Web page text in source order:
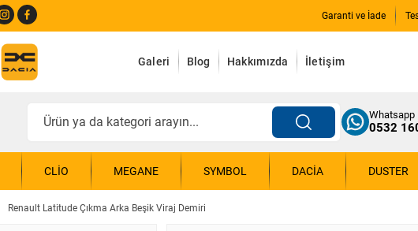
Garanti ve İade
Galeri Blog Hakkımızda İletişim
Whatsapp
0532
CLIO MEGANE SYMBOL DACIA DUSTER
Renault Latitude Çıkma Arka Beşik Viraj Demiri